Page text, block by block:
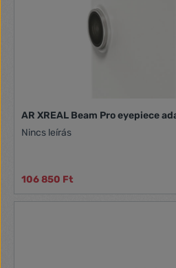
AR XREAL Beam Pro eyepiece
Nincs leírás
106 850 Ft